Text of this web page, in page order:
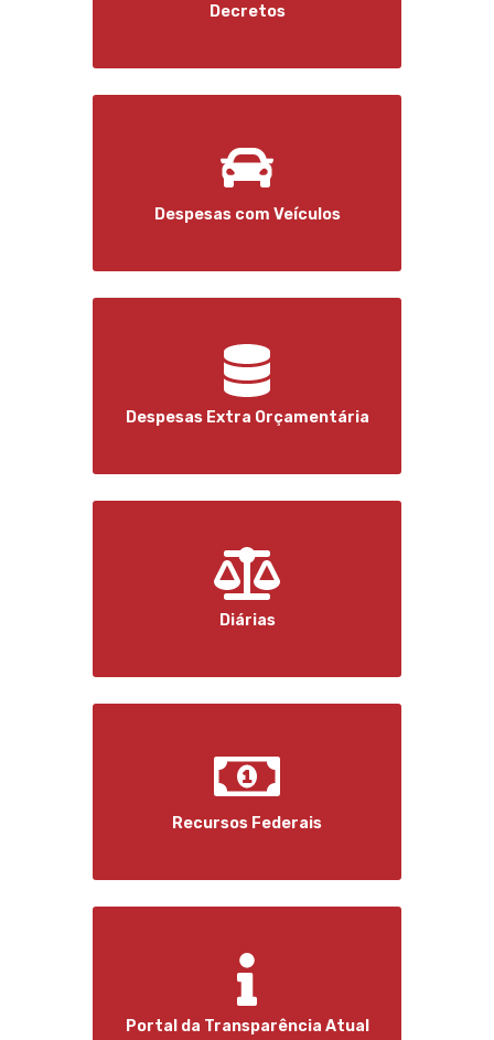
Decretos
Despesas com Veículos
Despesas Extra Orçamentária
Diárias
Recursos Federais
Portal da Transparência Atual